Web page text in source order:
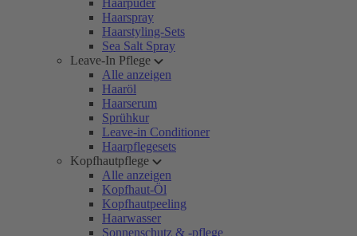
Haarpuder
Haarspray
Haarstyling-Sets
Sea Salt Spray
Leave-In Pflege
Alle anzeigen
Haaröl
Haarserum
Sprühkur
Leave-in Conditioner
Haarpflegesets
Kopfhautpflege
Alle anzeigen
Kopfhaut-Öl
Kopfhautpeeling
Haarwasser
Sonnenschutz & -pflege